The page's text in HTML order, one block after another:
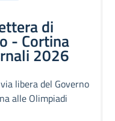
di
- Cortina
2026
libera del Governo
alle Olimpiadi